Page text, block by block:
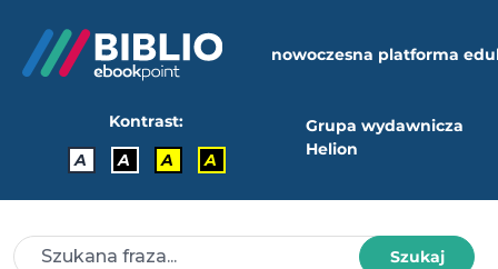
nowoczesna platforma
Kontrast:
A
A A A
Grupa wydawnicza
Helion
Szukaj